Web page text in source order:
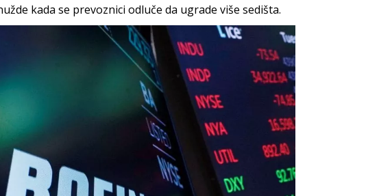
kada se prevoznici odluče da ugrade više sedišta.